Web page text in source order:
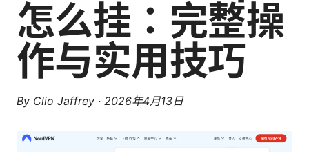
怎么挂：完整操
作与实用技巧
By Clio Jaffrey · 2026年4月13日